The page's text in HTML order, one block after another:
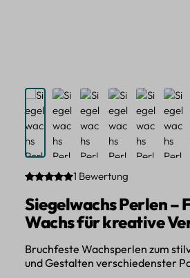
Durchschnittliche Bewertung von 5
1 Bewertung
Siegelwachs Perlen –
Wachs für kreative
Bruchfeste Wachsperlen zum
und Gestalten verschiedenster